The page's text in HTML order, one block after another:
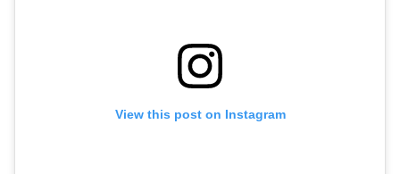
View this post on Instagram